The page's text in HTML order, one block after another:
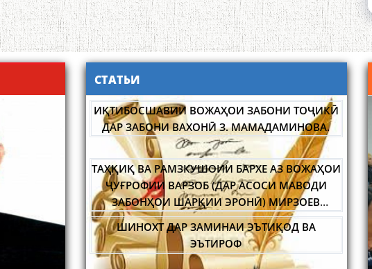
СТАТЬИ
ИҚТИБОСШАВИИ ВОЖАҲОИ ЗАБОНИ ТОҶИКӢ
ДАР ЗАБОНИ ВАХОНӢ З. МАМАДАМИНОВА.
ТАҲҚИҚ ВА РАМЗКУШОИИ БАРХЕ АЗ ВОЖАҲОИ
ҶУҒРОФИИ ВАРЗОБ (ДАР АСОСИ МАВОДИ
ЗАБОНҲОИ ШАРҚИИ ЭРОНӢ) МИРЗОЕВ
САЙФИДДИН ҶАБОРОВИЧ.
ШИНОХТ ДАР ЗАМИНАИ ЭЪТИҚОД ВА
ЭЪТИРОФ